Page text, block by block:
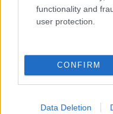
functionality and
user protection.
CONFIRM
Data Deletion
Nuovi stalli
completa